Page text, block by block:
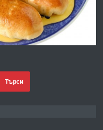
преди 2 години
Гърция, до Кавала
Търси